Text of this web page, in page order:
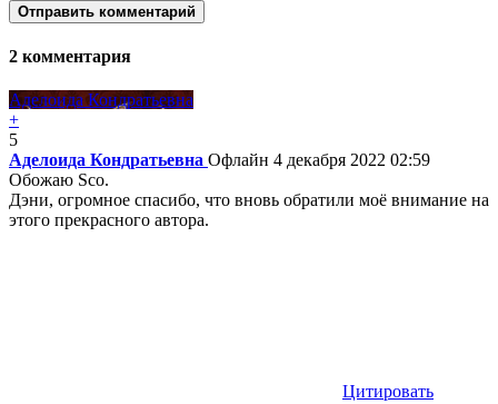
Отправить комментарий
2 комментария
Аделоида Кондратьевна
+
5
Аделоида Кондратьевна Офлайн 4 декабря 2022 02:59
Обожаю Sco.
Дэни, огромное спасибо, что вновь обратили моё внимание на
этого прекрасного автора.
Цитировать